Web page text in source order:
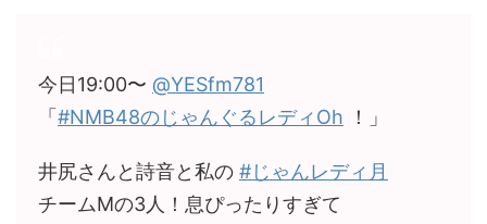
今日19:00〜 @YESfm781
「 #NMB48のじゃんぐるレディOh ！」
井尻さんと詩音と私の #じゃんレディ月
チームMの3人！息ぴったりすぎて